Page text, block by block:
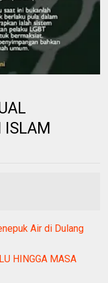
ISLAM
Air di Dulang
HINGGA MASA